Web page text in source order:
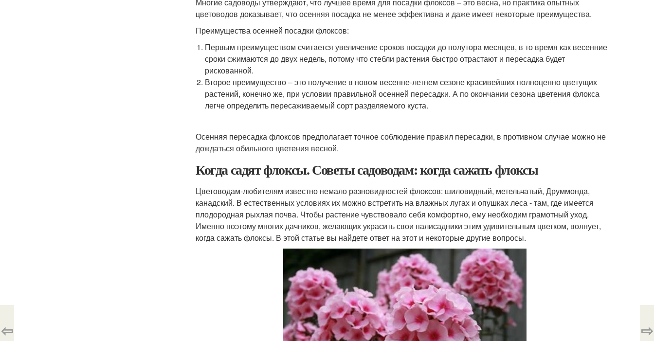
цветоводов доказывает, что осенняя посадка не менее эффективна и даже имеет некоторые преимущества.
Преимущества осенней посадки флоксов:
Первым преимуществом считается увеличение сроков посадки до полутора месяцев, в то время как весенние
сроки сжимаются до двух недель, потому что стебли растения быстро отрастают и пересадка будет
рискованной.
Второе преимущество – это получение в новом весенне-летнем сезоне красивейших полноценно цветущих
растений, конечно же, при условии правильной осенней пересадки. А по окончании сезона цветения флокса
легче определить пересаживаемый сорт разделяемого куста.
Осенняя пересадка флоксов предполагает точное соблюдение правил пересадки, в противном случае можно не
дождаться обильного цветения весной.
Когда садят флоксы. Советы садоводам: когда сажать флоксы
Цветоводам-любителям известно немало разновидностей флоксов: шиловидный, метельчатый, Друммонда,
канадский. В естественных условиях их можно встретить на влажных лугах и опушках леса - там, где имеется
плодородная рыхлая почва. Чтобы растение чувствовало себя комфортно, ему необходим грамотный уход.
Именно поэтому многих дачников, желающих украсить свои палисадники этим удивительным цветком, волнует,
когда сажать флоксы. В этой статье вы найдете ответ на этот и некоторые другие вопросы.
⇦ ⇨